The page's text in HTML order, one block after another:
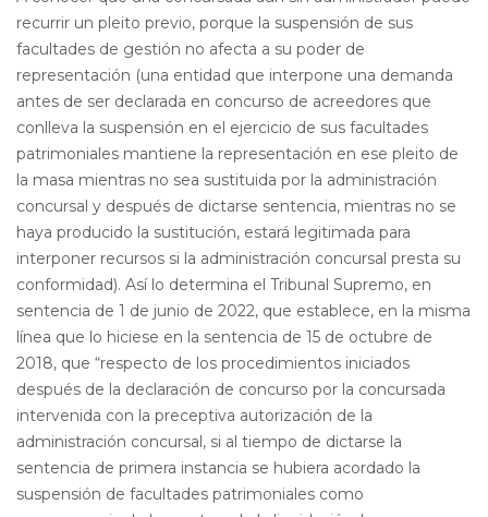
recurrir un pleito previo, porque la suspensión de sus
facultades de gestión no afecta a su poder de
representación (una entidad que interpone una demanda
antes de ser declarada en concurso de acreedores que
conlleva la suspensión en el ejercicio de sus facultades
patrimoniales mantiene la representación en ese pleito de
la masa mientras no sea sustituida por la administración
concursal y después de dictarse sentencia, mientras no se
haya producido la sustitución, estará legitimada para
interponer recursos si la administración concursal presta su
conformidad). Así lo determina el Tribunal Supremo, en
sentencia de 1 de junio de 2022, que establece, en la misma
línea que lo hiciese en la sentencia de 15 de octubre de
2018, que “respecto de los procedimientos iniciados
después de la declaración de concurso por la concursada
intervenida con la preceptiva autorización de la
administración concursal, si al tiempo de dictarse la
sentencia de primera instancia se hubiera acordado la
suspensión de facultades patrimoniales como